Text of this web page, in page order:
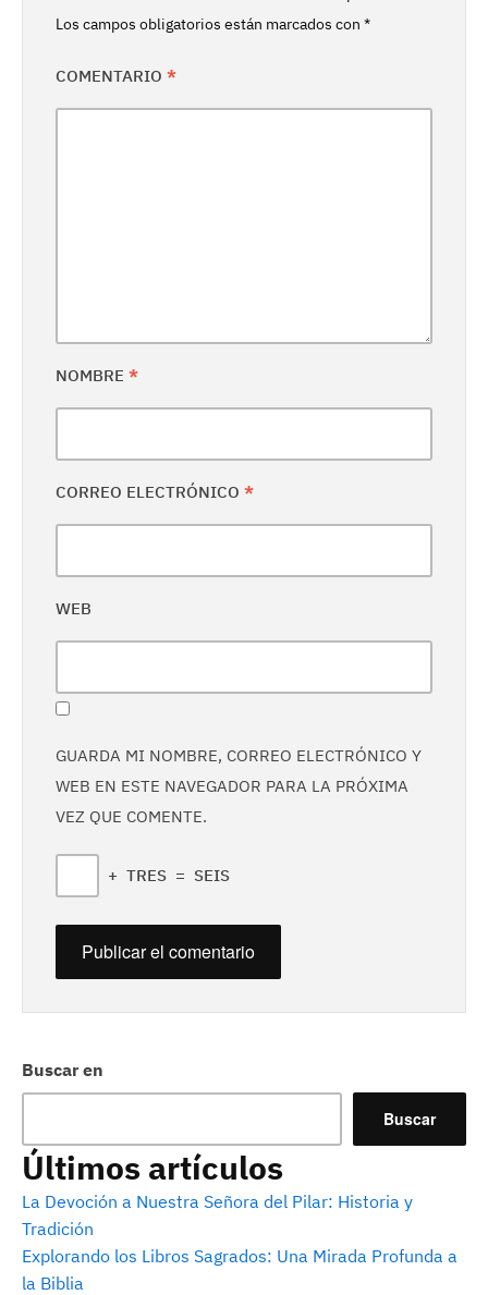
Buscar en
Buscar
Últimos artículos
La Devoción a Nuestra Señora del Pilar: Historia y
Tradición
Explorando los Libros Sagrados: Una Mirada Profunda a
la Biblia
Los campos obligatorios están marcados con *
COMENTARIO *
NOMBRE *
CORREO ELECTRÓNICO *
WEB
GUARDA MI NOMBRE, CORREO ELECTRÓNICO Y
WEB EN ESTE NAVEGADOR PARA LA PRÓXIMA
VEZ QUE COMENTE.
+ TRES = SEIS